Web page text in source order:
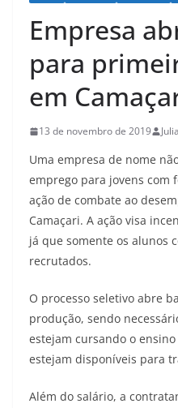
Empresa
para
em
13 de novembro de 2019
Uma empresa de nome
emprego para jovens com
ação de combate ao
Camaçari. A ação visa
já que somente os alunos
recrutados.
O processo seletivo abre
produção, sendo
estejam cursando o
estejam disponíveis para
Além do salário, a